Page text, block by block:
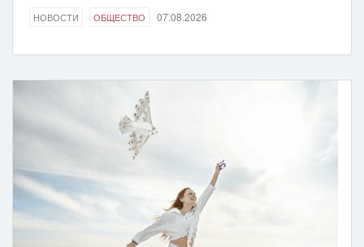
НОВОСТИ ОБЩЕСТВО 07.08.2026